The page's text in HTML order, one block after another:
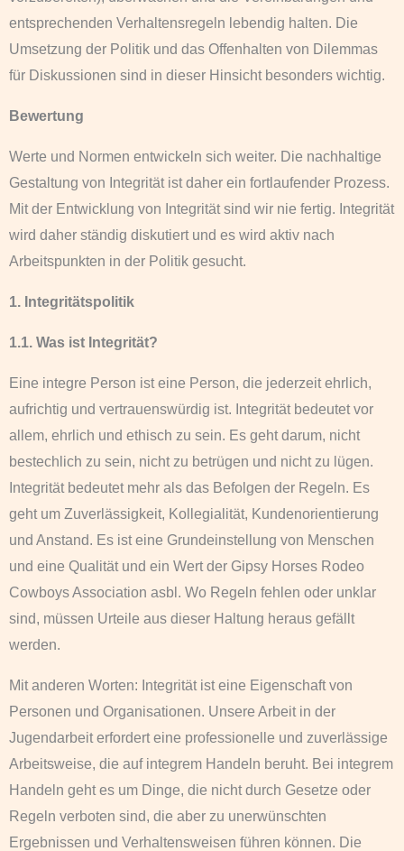
entsprechenden Verhaltensregeln lebendig halten. Die
Umsetzung der Politik und das Offenhalten von Dilemmas
für Diskussionen sind in dieser Hinsicht besonders wichtig.
Bewertung
Werte und Normen entwickeln sich weiter. Die nachhaltige
Gestaltung von Integrität ist daher ein fortlaufender Prozess.
Mit der Entwicklung von Integrität sind wir nie fertig. Integrität
wird daher ständig diskutiert und es wird aktiv nach
Arbeitspunkten in der Politik gesucht.
1. Integritätspolitik
1.1. Was ist Integrität?
Eine integre Person ist eine Person, die jederzeit ehrlich,
aufrichtig und vertrauenswürdig ist. Integrität bedeutet vor
allem, ehrlich und ethisch zu sein. Es geht darum, nicht
bestechlich zu sein, nicht zu betrügen und nicht zu lügen.
Integrität bedeutet mehr als das Befolgen der Regeln. Es
geht um Zuverlässigkeit, Kollegialität, Kundenorientierung
und Anstand. Es ist eine Grundeinstellung von Menschen
und eine Qualität und ein Wert der Gipsy Horses Rodeo
Cowboys Association asbl. Wo Regeln fehlen oder unklar
sind, müssen Urteile aus dieser Haltung heraus gefällt
werden.
Mit anderen Worten: Integrität ist eine Eigenschaft von
Personen und Organisationen. Unsere Arbeit in der
Jugendarbeit erfordert eine professionelle und zuverlässige
Arbeitsweise, die auf integrem Handeln beruht. Bei integrem
Handeln geht es um Dinge, die nicht durch Gesetze oder
Regeln verboten sind, die aber zu unerwünschten
Ergebnissen und Verhaltensweisen führen können. Die